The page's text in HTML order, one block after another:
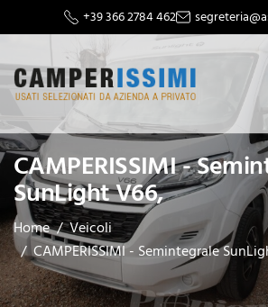
+39 366 2784 462
CAMPERISSIMI -
SunLight V66,
Home
Veicoli
CAMPERISSIMI - Semintegrale